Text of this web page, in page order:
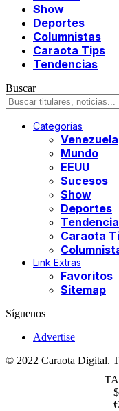
Show
Deportes
Columnistas
Caraota Tips
Tendencias
Buscar
Categorías
Venezuela
Mundo
EEUU
Sucesos
Show
Deportes
Caraota
Link Extras
Favoritos
Sitemap
Síguenos
Advertise
© 2022 Caraota Digital.
$
€